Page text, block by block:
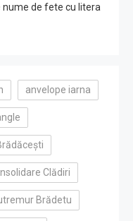
nume de fete cu litera
anvelope iarna
Clădiri
Brădetu